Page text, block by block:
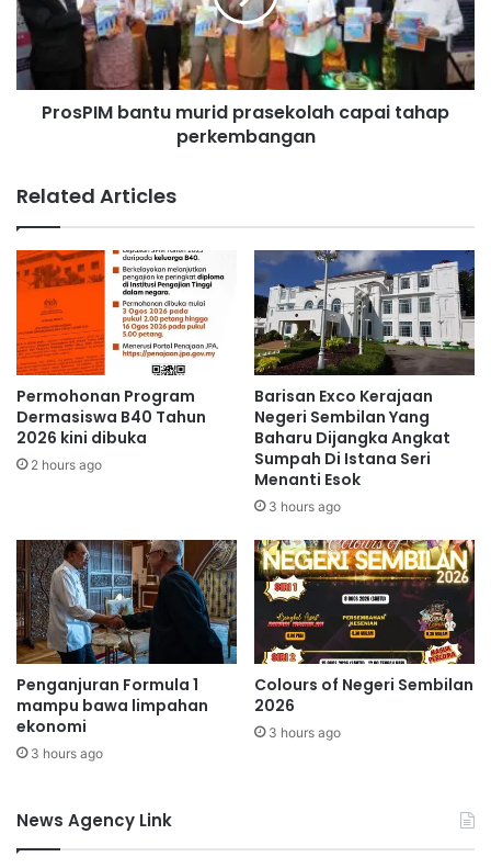
m
i
l
i
e
j
u
m
r
h
I
M
b
a
u
r
i
d
p
a
s
e
k
o
l
a
p
a
i
t
a
h
a
p
p
k
e
ProsPIM bantu murid prasekolah capai tahap
perkembangan
Related Articles
Permohonan Program
Dermasiswa B40 Tahun
2026 kini dibuka
2 hours ago
Barisan Exco Kerajaan
Negeri Sembilan Yang
Baharu Dijangka Angkat
Sumpah Di Istana Seri
Menanti Esok
3 hours ago
Penganjuran Formula 1
mampu bawa limpahan
ekonomi
3 hours ago
Colours of Negeri Sembilan
2026
3 hours ago
News Agency Link